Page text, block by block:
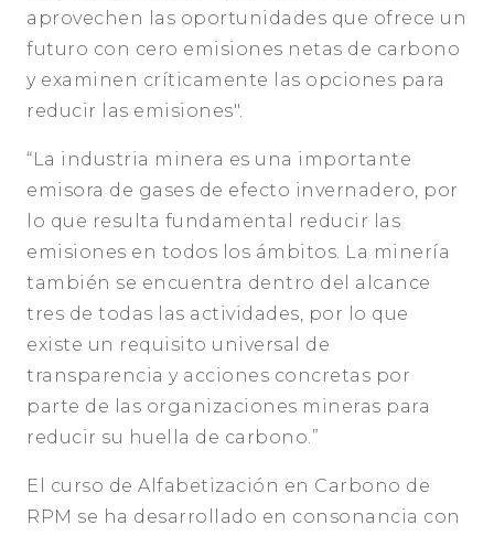
aprovechen las oportunidades que ofrece un
futuro con cero emisiones netas de carbono
y examinen críticamente las opciones para
reducir las emisiones".
“La industria minera es una importante
emisora ​​de gases de efecto invernadero, por
lo que resulta fundamental reducir las
emisiones en todos los ámbitos. La minería
también se encuentra dentro del alcance
tres de todas las actividades, por lo que
existe un requisito universal de
transparencia y acciones concretas por
parte de las organizaciones mineras para
reducir su huella de carbono.”
El curso de Alfabetización en Carbono de
RPM se ha desarrollado en consonancia con